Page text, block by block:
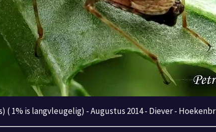
1% is langvleugelig) - Augustus 2014 - Diever -